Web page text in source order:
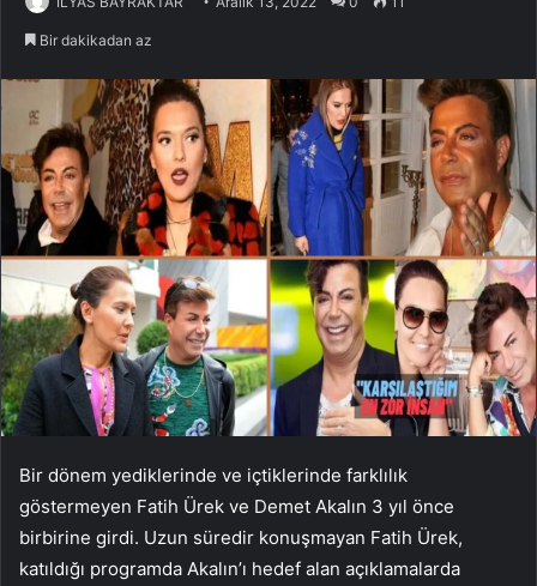
Bir dakikadan az
Bir dönem yediklerinde ve içtiklerinde farklılık
göstermeyen Fatih Ürek ve Demet Akalın 3 yıl önce
birbirine girdi. Uzun süredir konuşmayan Fatih Ürek,
katıldığı programda Akalın’ı hedef alan açıklamalarda